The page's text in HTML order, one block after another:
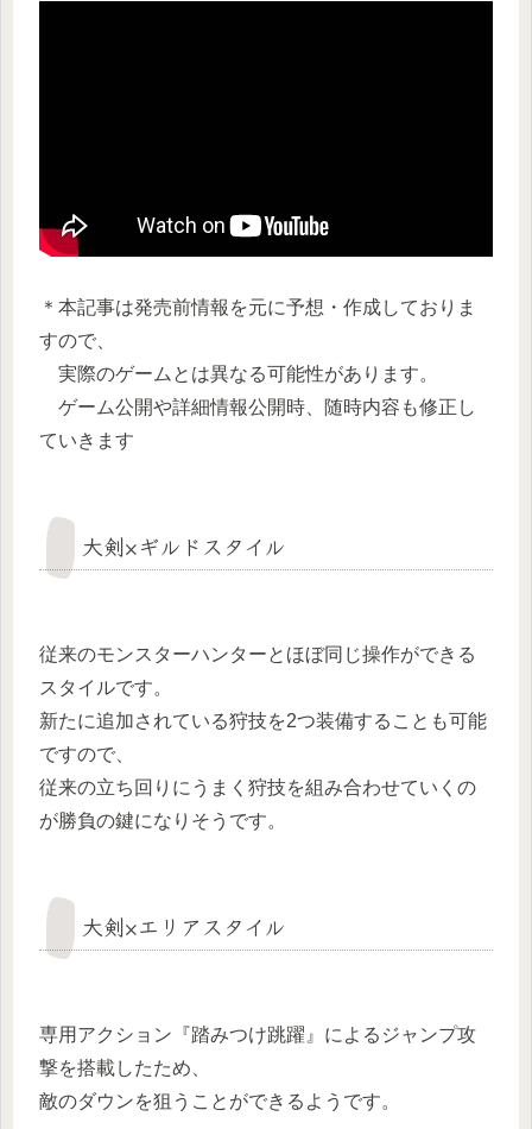
＊本記事は発売前情報を元に予想・作成しておりま
すので、
実際のゲームとは異なる可能性があります。
ゲーム公開や詳細情報公開時、随時内容も修正し
ていきます
大剣×ギルドスタイル
従来のモンスターハンターとほぼ同じ操作ができる
スタイルです。
新たに追加されている狩技を2つ装備することも可能
ですので、
従来の立ち回りにうまく狩技を組み合わせていくの
が勝負の鍵になりそうです。
大剣×エリアスタイル
専用アクション『踏みつけ跳躍』によるジャンプ攻
撃を搭載したため、
敵のダウンを狙うことができるようです。